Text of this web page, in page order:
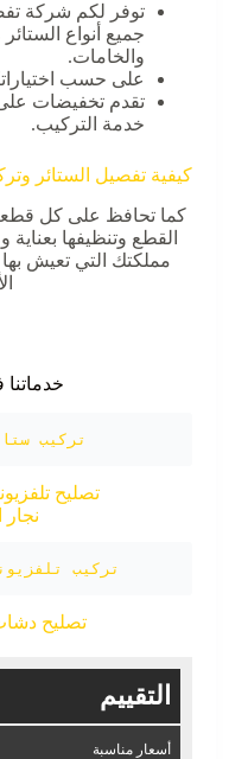
توفر لكم شركة
جميع أنواع
والخامات.
على حسب
تقدم تخفيضات
خدمة التركيب.
كيفية تفصيل الستائر
كما تحافظ على كل قطعه
القطع وتنظيفها
مملكتك التي تعيش بها
تركيب
تصليح
نجار
تركيب
تصليح
التقييم
أسعار مناسبة